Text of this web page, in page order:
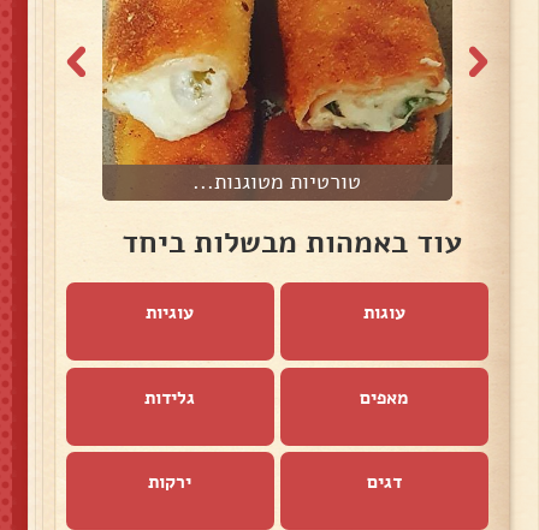
טורטיות מטוגנות...
עוד באמהות מבשלות ביחד
עוגות עוגיות
מאפים גלידות
דגים ירקות